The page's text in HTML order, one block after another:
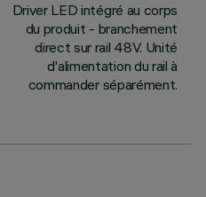
Driver LED intégré au corps
du produit - branchement
direct sur rail 48V. Unité
d'alimentation du rail à
commander séparément.